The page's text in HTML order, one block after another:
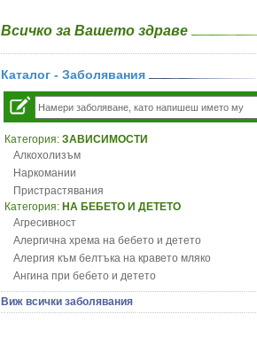
Всичко за Вашето здраве
Каталог - Заболявания
Категория: ЗАВИСИМОСТИ
Алкохолизъм
Наркомании
Пристрастявания
Категория: НА БЕБЕТО И ДЕТЕТО
Агресивност
Алергична хрема на бебето и детето
Алергия към белтъка на кравето мляко
Ангина при бебето и детето
Анемия при бебето и детето
Апетит - пълни деца
Виж всички заболявания